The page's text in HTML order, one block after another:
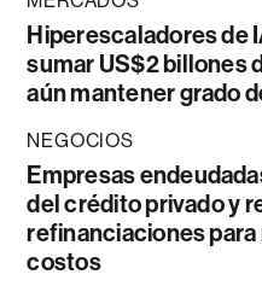
Hiperescaladores de
sumar US$2 billones
aún mantener grado
NEGOCIOS
Empresas
del crédito privado y
refinanciaciones
costos